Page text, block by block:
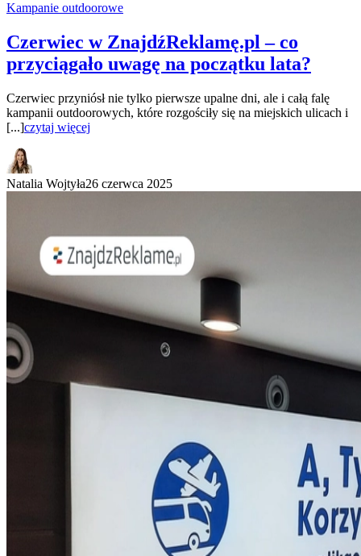
Kampanie outdoorowe
Czerwiec w ZnajdźReklamę.pl – co
przyciągało uwagę na początku lata?
Czerwiec przyniósł nie tylko pierwsze upalne dni, ale i całą falę
kampanii outdoorowych, które rozgościły się na miejskich ulicach i
[...]czytaj więcej
Natalia Wojtyła26 czerwca 2025